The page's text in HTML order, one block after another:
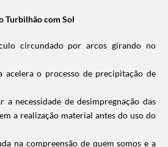
Turbilhão com Sol
circundado por arcos girando no
acelera o processo de precipitação de
necessidade de desimpregnação das
a realização material antes do uso do
na compreensão de quem somos e a